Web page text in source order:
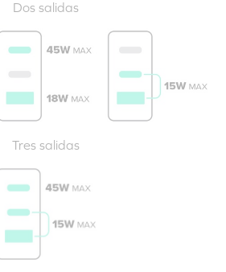
Dos salidas
Tres salidas